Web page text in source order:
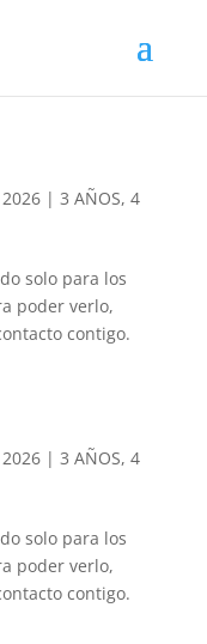
| 3 AÑOS, 4
solo para los
poder verlo,
contigo.
| 3 AÑOS, 4
solo para los
poder verlo,
contigo.